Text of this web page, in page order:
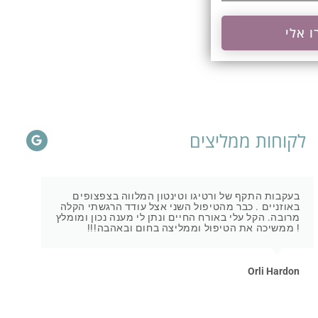
אלי
לקוחות ממליצים
בעקבות התקף של ורטיגו וטינטון המלווה בצפצופים
באוזניים . כבר מהטיפול השני אצל עודד הרגשתי הקלה
מרובה. הקל עלי באורח החיים ונתן לי מענה נכון ומומלץ
! ממשיכה את הטיפול וממליצה בחום ובאהבה!!!
Orli Hardon